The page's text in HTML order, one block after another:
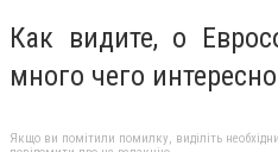
Как видите, о
много чего
Якщо ви помітили помилку, виділіть